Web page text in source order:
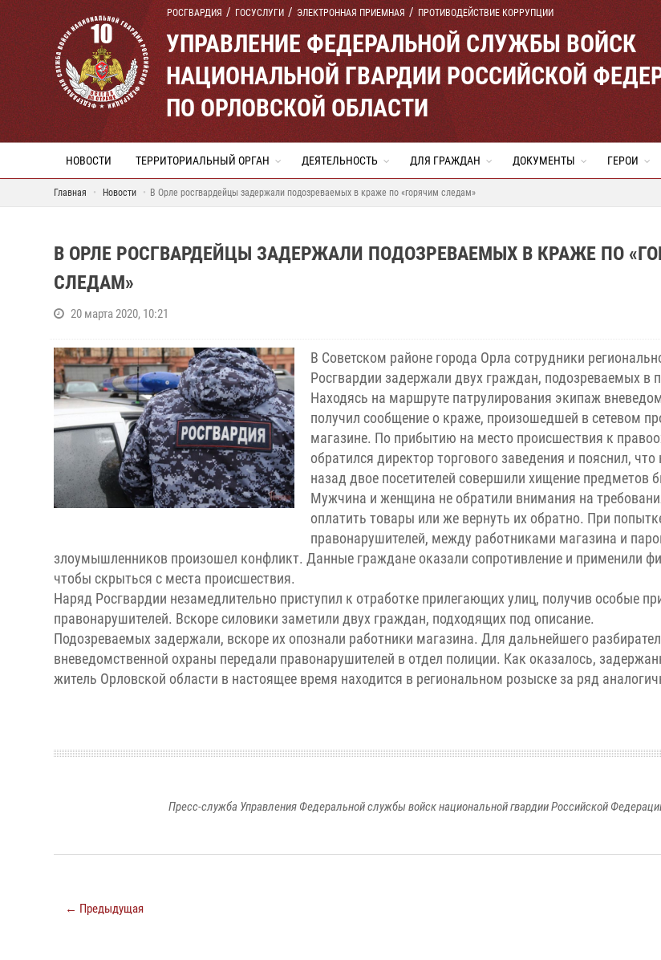
РОСГВАРДИЯ ГОСУСЛУГИ ЭЛЕКТРОННАЯ ПРИЕМНАЯ ПРОТИВОДЕЙСТВИЕ КОРРУПЦИИ
УПРАВЛЕНИЕ ФЕДЕРАЛЬНОЙ СЛУЖБЫ ВОЙСК
НАЦИОНАЛЬНОЙ ГВАРДИИ РОССИЙСКОЙ
ПО ОРЛОВСКОЙ ОБЛАСТИ
НОВОСТИ ТЕРРИТОРИАЛЬНЫЙ ОРГАН ДЕЯТЕЛЬНОСТЬ ДЛЯ ГРАЖДАН ДОКУМЕНТЫ ГЕРОИ
Главная Новости В Орле росгвардейцы задержали подозреваемых в краже по «горячим следам»
В ОРЛЕ РОСГВАРДЕЙЦЫ ЗАДЕРЖАЛИ ПОДОЗРЕВАЕМЫХ В КРАЖЕ ПО
СЛЕДАМ»
20 марта 2020, 10:21
В Советском районе города Орла сотрудники
Росгвардии задержали двух граждан, подозреваемых в
Находясь на маршруте патрулирования экипаж
получил сообщение о краже, произошедшей в сетевом
магазине. По прибытию на место происшествия к
обратился директор торгового заведения и пояснил,
назад двое посетителей совершили хищение предметов
Мужчина и женщина не обратили внимания на
оплатить товары или же вернуть их обратно. При
правонарушителей, между работниками магазина и
злоумышленников произошел конфликт. Данные граждане оказали сопротивление и применили
чтобы скрыться с места происшествия.
Наряд Росгвардии незамедлительно приступил к отработке прилегающих улиц, получив особые
правонарушителей. Вскоре силовики заметили двух граждан, подходящих под описание.
Подозреваемых задержали, вскоре их опознали работники магазина. Для дальнейшего
вневедомственной охраны передали правонарушителей в отдел полиции. Как оказалось,
житель Орловской области в настоящее время находится в региональном розыске за ряд
Пресс-служба Управления Федеральной службы войск национальной гвардии Российской
← Предыдущая